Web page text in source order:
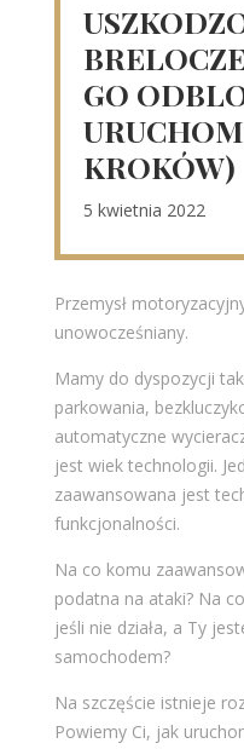
GO
KROKÓW)
5 kwietnia 2022
Przemysł
unowocześniany.
Mamy do dyspozycji
parkowania,
automatyczne
jest wiek technologii.
zaawansowana jest
funkcjonalności.
Na co komu
podatna na ataki? Na
jeśli nie działa, a Ty
samochodem?
Na szczęście istnieje
Powiemy Ci, jak